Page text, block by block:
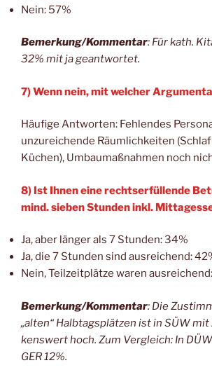
Nein: 57%
Bemerkung/Kommentar: Für kath.
32% mit ja geantwortet.
7) Wenn nein, mit wel­cher
Häu­fi­ge Ant­wor­ten: Feh­len­des
unzu­rei­chen­de Räum­lich­kei­ten
Küchen), Umbau­maß­nah­men noch
8) Ist Ihnen eine rechts­er­fül­len­de
mind. sie­ben Stun­den inkl.
Ja, aber län­ger als 7 Stun­den: 34%
Ja, die 7 Stun­den sind aus­rei­chend:
Nein, Teil­zeit­plät­ze waren
Bemerkung/Kommentar: Die
„alten“ Halb­tags­plät­zen ist in SÜW
kens­wert hoch. Zum Ver­gleich: In
GER 12%.